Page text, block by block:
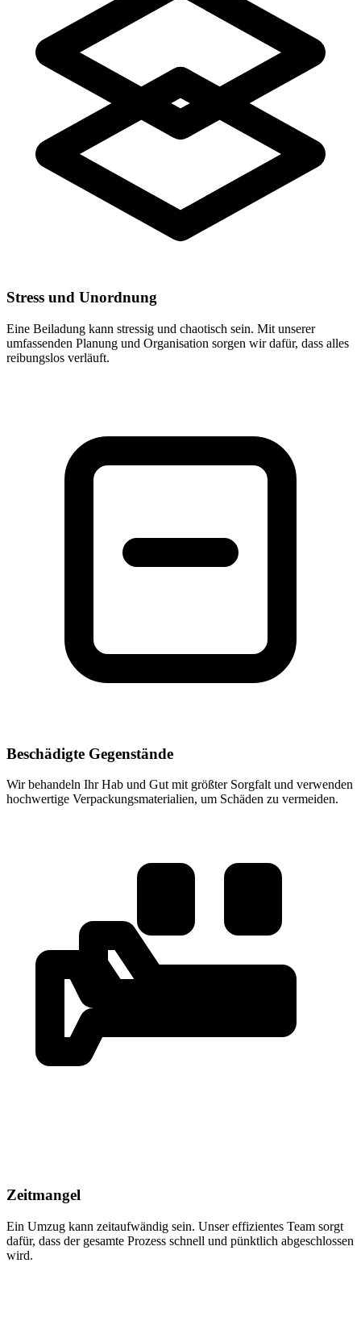
Stress und Unordnung
Eine Beiladung kann stressig und chaotisch sein. Mit unserer
umfassenden Planung und Organisation sorgen wir dafür, dass alles
reibungslos verläuft.
Beschädigte Gegenstände
Wir behandeln Ihr Hab und Gut mit größter Sorgfalt und verwenden
hochwertige Verpackungsmaterialien, um Schäden zu vermeiden.
Zeitmangel
Ein Umzug kann zeitaufwändig sein. Unser effizientes Team sorgt
dafür, dass der gesamte Prozess schnell und pünktlich abgeschlossen
wird.